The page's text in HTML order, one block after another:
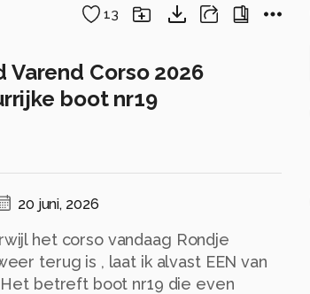
13
Varend Corso 2026
boot nr19
20 juni, 2026
het corso vandaag Rondje
terug is , laat ik alvast EEN van
betreft boot nr19 die even